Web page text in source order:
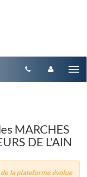
MARCHES
DE L'AIN
la plateforme évolue